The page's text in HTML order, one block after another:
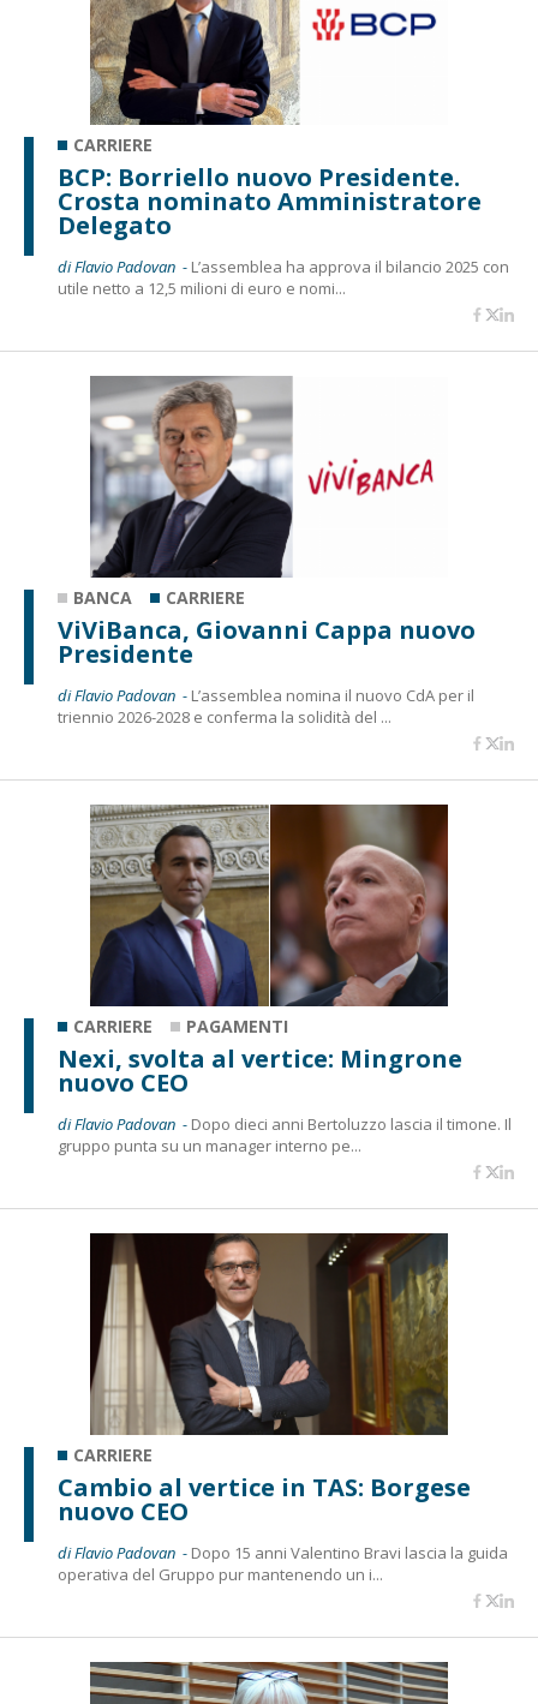
CARRIERE
BCP: Borriello nuovo Presidente.
Crosta nominato Amministratore
Delegato
di Flavio Padovan - L’assemblea ha approva il bilancio 2025 con
utile netto a 12,5 milioni di euro e nomi...
BANCA CARRIERE
ViViBanca, Giovanni Cappa nuovo
Presidente
di Flavio Padovan - L’assemblea nomina il nuovo CdA per il
triennio 2026-2028 e conferma la solidità del ...
CARRIERE PAGAMENTI
Nexi, svolta al vertice: Mingrone
nuovo CEO
di Flavio Padovan - Dopo dieci anni Bertoluzzo lascia il timone. Il
gruppo punta su un manager interno pe...
CARRIERE
Cambio al vertice in TAS: Borgese
nuovo CEO
di Flavio Padovan - Dopo 15 anni Valentino Bravi lascia la guida
operativa del Gruppo pur mantenendo un i...